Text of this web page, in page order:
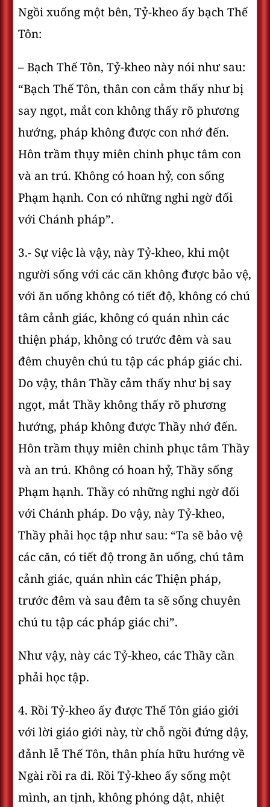
Ngồi xuống một bên, Tỷ-kheo ấy bạch Thế
Tôn:
– Bạch Thế Tôn, Tỷ-kheo này nói như sau:
“Bạch Thế Tôn, thân con cảm thấy như bị
say ngọt, mắt con không thấy rõ phương
hướng, pháp không được con nhớ đến.
Hôn trầm thụy miên chinh phục tâm con
và an trú. Không có hoan hỷ, con sống
Phạm hạnh. Con có những nghi ngờ đối
với Chánh pháp”.
3.- Sự việc là vậy, này Tỷ-kheo, khi một
người sống với các căn không được bảo vệ,
với ăn uống không có tiết độ, không có chú
tâm cảnh giác, không có quán nhìn các
thiện pháp, không có trước đêm và sau
đêm chuyên chú tu tập các pháp giác chi.
Do vậy, thân Thầy cảm thấy như bị say
ngọt, mắt Thầy không thấy rõ phương
hướng, pháp không được Thầy nhớ đến.
Hôn trầm thụy miên chinh phục tâm Thầy
và an trú. Không có hoan hỷ, Thầy sống
Phạm hạnh. Thầy có những nghi ngờ đối
với Chánh pháp. Do vậy, này Tỷ-kheo,
Thầy phải học tập như sau: “Ta sẽ bảo vệ
các căn, có tiết độ trong ăn uống, chú tâm
cảnh giác, quán nhìn các Thiện pháp,
trước đêm và sau đêm ta sẽ sống chuyên
chú tu tập các pháp giác chi”.
Như vậy, này các Tỷ-kheo, các Thầy cần
phải học tập.
4. Rồi Tỷ-kheo ấy được Thế Tôn giáo giới
với lời giáo giới này, từ chỗ ngồi đứng dậy,
đảnh lễ Thế Tôn, thân phía hữu hướng về
Ngài rồi ra đi. Rồi Tỷ-kheo ấy sống một
mình, an tịnh, không phóng dật, nhiệt